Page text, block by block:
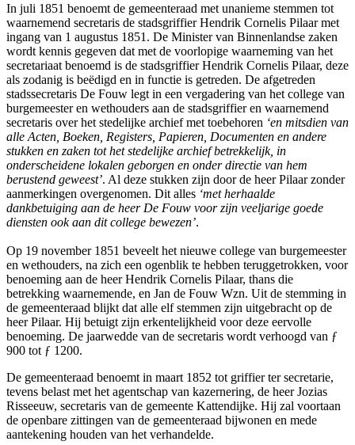
In juli 1851 benoemt de gemeenteraad met unanieme stemmen tot
waarnemend secretaris de stadsgriffier Hendrik Cornelis Pilaar met
ingang van 1 augustus 1851. De Minister van Binnenlandse zaken
wordt kennis gegeven dat met de voorlopige waarneming van het
secretariaat benoemd is de stadsgriffier Hendrik Cornelis Pilaar, deze
als zodanig is beëdigd en in functie is getreden. De afgetreden
stadssecretaris De Fouw legt in een vergadering van het college van
burgemeester en wethouders aan de stadsgriffier en waarnemend
secretaris over het stedelijke archief met toebehoren ‘en mitsdien van
alle Acten, Boeken, Registers, Papieren, Documenten en andere
stukken en zaken tot het stedelijke archief betrekkelijk, in
onderscheidene lokalen geborgen en onder directie van hem
berustend geweest’. Al deze stukken zijn door de heer Pilaar zonder
aanmerkingen overgenomen. Dit alles ‘met herhaalde
dankbetuiging aan de heer De Fouw voor zijn veeljarige goede
diensten ook aan dit college bewezen’.
Op 19 november 1851 beveelt het nieuwe college van burgemeester
en wethouders, na zich een ogenblik te hebben teruggetrokken, voor
benoeming aan de heer Hendrik Cornelis Pilaar, thans die
betrekking waarnemende, en Jan de Fouw Wzn. Uit de stemming in
de gemeenteraad blijkt dat alle elf stemmen zijn uitgebracht op de
heer Pilaar. Hij betuigt zijn erkentelijkheid voor deze eervolle
benoeming. De jaarwedde van de secretaris wordt verhoogd van ƒ
900 tot ƒ 1200.
De gemeenteraad benoemt in maart 1852 tot griffier ter secretarie,
tevens belast met het agentschap van kazernering, de heer Jozias
Risseeuw, secretaris van de gemeente Kattendijke. Hij zal voortaan
de openbare zittingen van de gemeenteraad bijwonen en mede
aantekening houden van het verhandelde.